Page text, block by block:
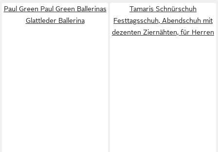
Paul Green Paul Green Ballerinas
Glattleder Ballerina
Tamaris Schnürschuh
Festtagsschuh, Abendschuh mit
dezenten Ziernähten, für Herren